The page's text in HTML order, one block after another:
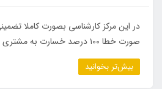
در این مرکز کارشناسی بصورت کاملا
صورت خطا ۱۰۰ درصد خسارت به مشتری پرداخت می شود...
بیش‌تر بخوانید